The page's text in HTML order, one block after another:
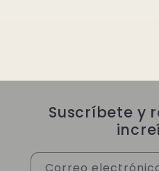
Suscríbete y